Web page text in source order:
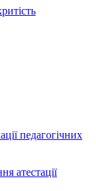
педагогічних
атестації